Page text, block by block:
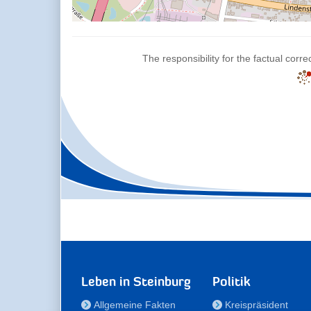
The responsibility for the factual
Leben in Steinburg
Allgemeine Fakten
Politik
Kreispräsident